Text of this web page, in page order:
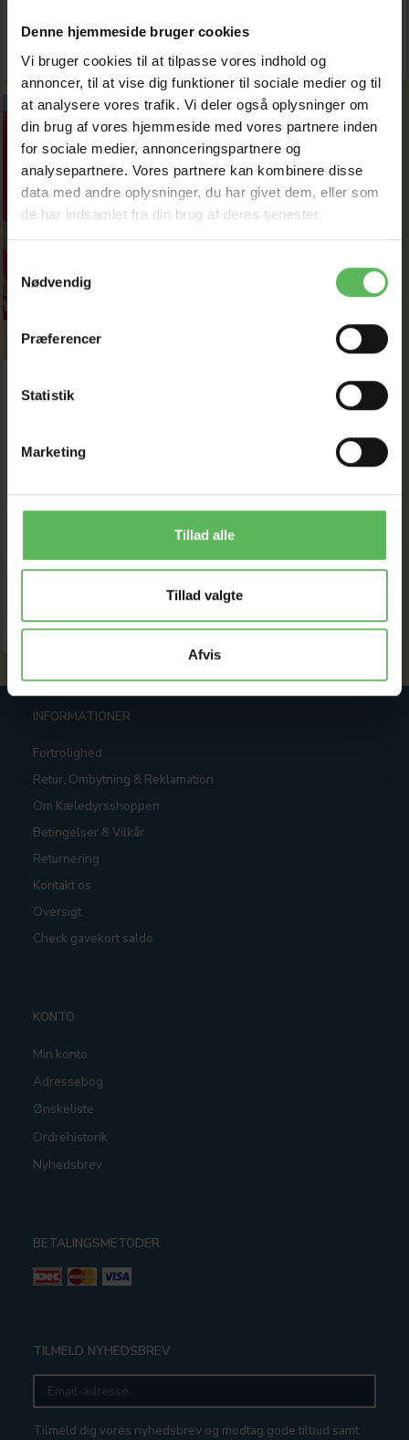
Denne hjemmeside bruger cookies
Vi bruger cookies til at tilpasse vores indhold og
annoncer, til at vise dig funktioner til sociale medier og til
at analysere vores trafik. Vi deler også oplysninger om
din brug af vores hjemmeside med vores partnere inden
for sociale medier, annonceringspartnere og
analysepartnere. Vores partnere kan kombinere disse
data med andre oplysninger, du har givet dem, eller som
de har indsamlet fra din brug af deres tjenester.
Nødvendig
Præferencer
Statistik
Marketing
Tillad alle
Tillad valgte
Afvis
LÆG I KURV
-12%
VITAKRAFT
BABYPUDER 8KG
119,00 DKK
Du sparer:14,28 DKK
Tilbud udløber 08/08/2026
Model/varenr.: vita grus
INFORMATIONER
Fortrolighed
Retur, Ombytning & Reklamation
Om Kæledyrsshoppen
Betingelser & Vilkår
Returnering
Kontakt os
Oversigt
Check gavekort saldo
KONTO
Min konto
Adressebog
Ønskeliste
Ordrehistorik
Nyhedsbrev
BETALINGSMETODER
TILMELD NYHEDSBREV
Email-
adresse
Tilmeld dig vores nyhedsbrev og modtag gode tilbud samt